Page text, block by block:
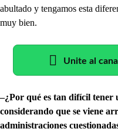
abultado y tengamos esta
muy bien.
Unite al
–¿Por qué es tan difícil tener
considerando que se viene
administraciones